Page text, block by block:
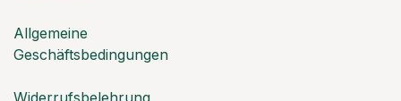
Allgemeine
Geschäftsbedingungen
Widerrufsbelehrung